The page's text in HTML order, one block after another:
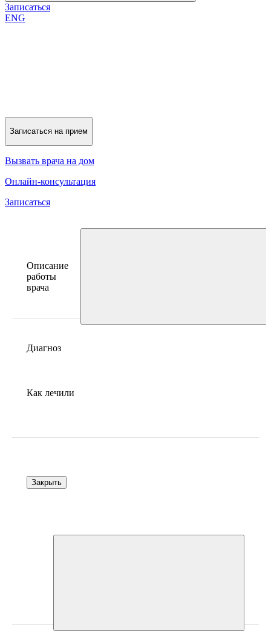
Записаться
ENG
Записаться на прием
Вызвать врача на дом
Онлайн-консультация
Записаться
Описание
работы
врача
Диагноз
Как лечили
Закрыть